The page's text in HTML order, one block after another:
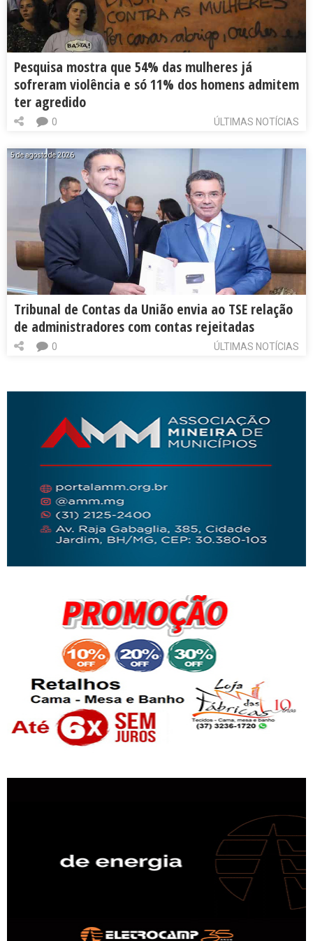
Pesquisa mostra que 54% das mulheres já
sofreram violência e só 11% dos homens admitem
ter agredido
ÚLTIMAS NOTÍCIAS
0
5 de agosto de 2026
Tribunal de Contas da União envia ao TSE relação
de administradores com contas rejeitadas
ÚLTIMAS NOTÍCIAS
0